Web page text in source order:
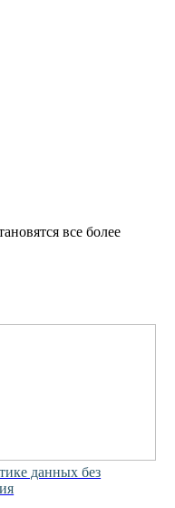
все более
данных без